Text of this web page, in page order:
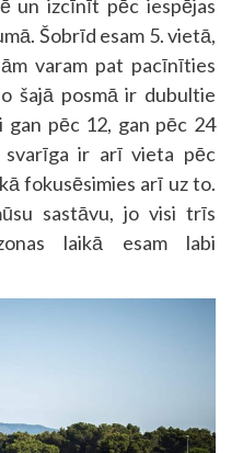
un izcīnīt pēc iespējas
Šobrīd esam 5. vietā,
varam pat pacīnīties
šajā posmā ir dubultie
pēc 12, gan pēc 24
ir arī vieta pēc
fokusēsimies arī uz to.
sastāvu, jo visi trīs
laikā esam labi